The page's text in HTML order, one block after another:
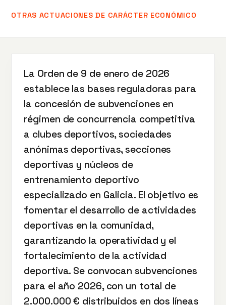
OTRAS ACTUACIONES DE CARÁCTER ECONÓMICO
La Orden de 9 de enero de 2026
establece las bases reguladoras para
la concesión de subvenciones en
régimen de concurrencia competitiva
a clubes deportivos, sociedades
anónimas deportivas, secciones
deportivas y núcleos de
entrenamiento deportivo
especializado en Galicia. El objetivo es
fomentar el desarrollo de actividades
deportivas en la comunidad,
garantizando la operatividad y el
fortalecimiento de la actividad
deportiva. Se convocan subvenciones
para el año 2026, con un total de
2.000.000 € distribuidos en dos líneas